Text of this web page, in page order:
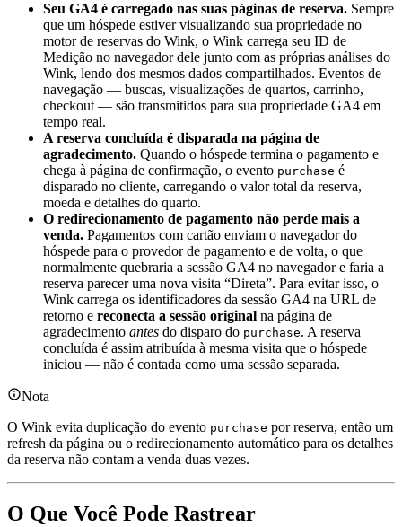
Seu GA4 é carregado nas suas páginas de reserva. Sempre
que um hóspede estiver visualizando sua propriedade no
motor de reservas do Wink, o Wink carrega seu ID de
Medição no navegador dele junto com as próprias análises do
Wink, lendo dos mesmos dados compartilhados. Eventos de
navegação — buscas, visualizações de quartos, carrinho,
checkout — são transmitidos para sua propriedade GA4 em
tempo real.
A reserva concluída é disparada na página de
agradecimento. Quando o hóspede termina o pagamento e
chega à página de confirmação, o evento purchase é
disparado no cliente, carregando o valor total da reserva,
moeda e detalhes do quarto.
O redirecionamento de pagamento não perde mais a
venda. Pagamentos com cartão enviam o navegador do
hóspede para o provedor de pagamento e de volta, o que
normalmente quebraria a sessão GA4 no navegador e faria a
reserva parecer uma nova visita “Direta”. Para evitar isso, o
Wink carrega os identificadores da sessão GA4 na URL de
retorno e reconecta a sessão original na página de
agradecimento antes do disparo do purchase. A reserva
concluída é assim atribuída à mesma visita que o hóspede
iniciou — não é contada como uma sessão separada.
Nota
O Wink evita duplicação do evento purchase por reserva, então um
refresh da página ou o redirecionamento automático para os detalhes
da reserva não contam a venda duas vezes.
O Que Você Pode Rastrear